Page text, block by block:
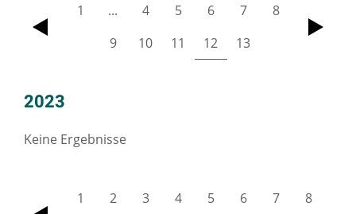
zurück
1 ... 4 5 6 7
8
9
10 11 12 13 vor
2023
Keine Ergebnisse
1 2 3 4 5 6 7
8